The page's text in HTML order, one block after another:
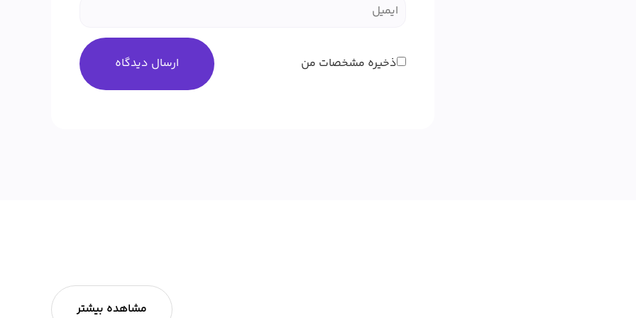
ذخیره مشخصات من
مشاهده بیشتر